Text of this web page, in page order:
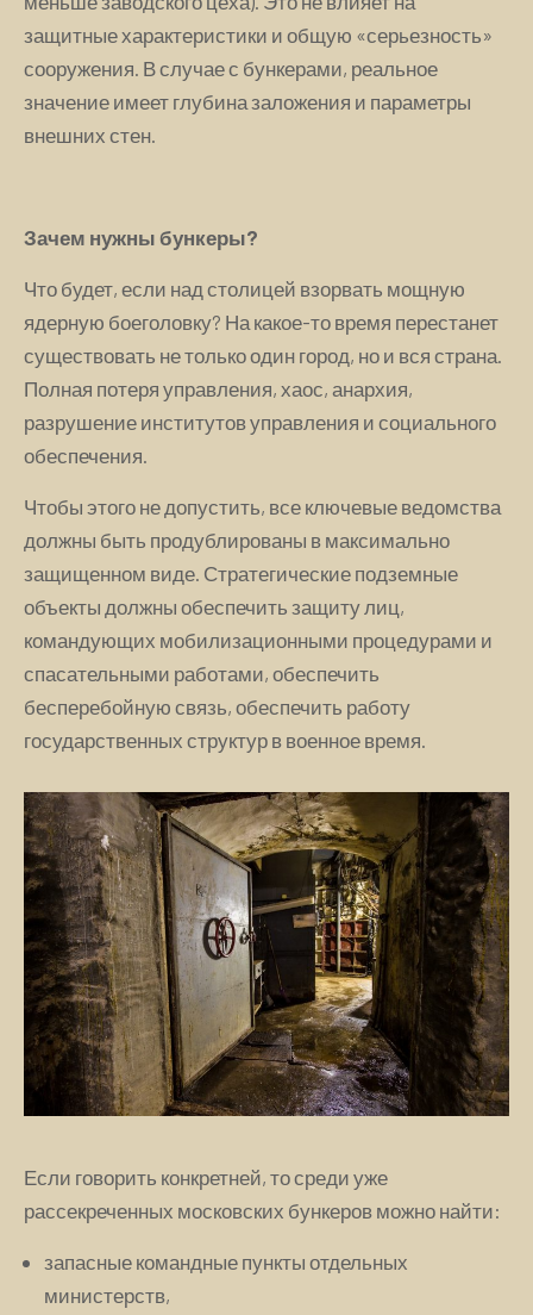
защитные характеристики и общую «серьезность»
сооружения. В случае с бункерами, реальное
значение имеет глубина заложения и параметры
внешних стен.
Зачем нужны бункеры?
Что будет, если над столицей взорвать мощную
ядерную боеголовку? На какое-то время перестанет
существовать не только один город, но и вся страна.
Полная потеря управления, хаос, анархия,
разрушение институтов управления и социального
обеспечения.
Чтобы этого не допустить, все ключевые ведомства
должны быть продублированы в максимально
защищенном виде. Стратегические подземные
объекты должны обеспечить защиту лиц,
командующих мобилизационными процедурами и
спасательными работами, обеспечить
бесперебойную связь, обеспечить работу
государственных структур в военное время.
Если говорить конкретней, то среди уже
рассекреченных московских бункеров можно найти:
запасные командные пункты отдельных
министерств,